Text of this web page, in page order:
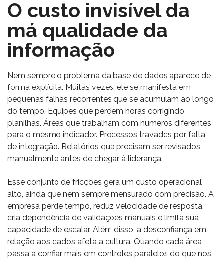
O custo invisível da
má qualidade da
informação
Nem sempre o problema da base de dados aparece de
forma explícita. Muitas vezes, ele se manifesta em
pequenas falhas recorrentes que se acumulam ao longo
do tempo. Equipes que perdem horas corrigindo
planilhas. Áreas que trabalham com números diferentes
para o mesmo indicador. Processos travados por falta
de integração. Relatórios que precisam ser revisados
manualmente antes de chegar à liderança.
Esse conjunto de fricções gera um custo operacional
alto, ainda que nem sempre mensurado com precisão. A
empresa perde tempo, reduz velocidade de resposta,
cria dependência de validações manuais e limita sua
capacidade de escalar. Além disso, a desconfiança em
relação aos dados afeta a cultura. Quando cada área
passa a confiar mais em controles paralelos do que nos